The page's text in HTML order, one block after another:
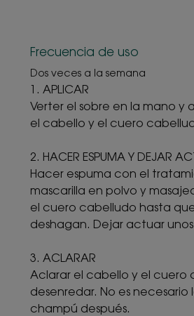
Frecuencia de uso
Dos veces a la semana
1. APLICAR
Verter el sobre en la mano y
el cabello y el cuero
2. HACER ESPUMA Y DEJAR
Hacer espuma con el
mascarilla en polvo y
el cuero cabelludo hasta
deshagan. Dejar actuar
3. ACLARAR
Aclarar el cabello y el cuero
desenredar. No es necesario
champú después.